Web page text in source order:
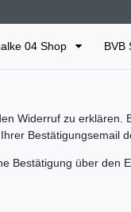
04 Shop BVB
Widerruf zu
Bestätigungsemail
Bestätigung über den